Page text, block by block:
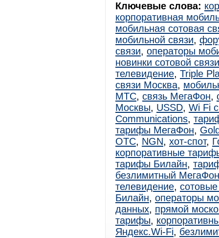
Ключевые слова:
корпоративная
мобильная сотовая
мобильной связи,
связи, операторы
новинки сотовой связи
телевидение, Triple
связи Москва,
МТС, связь МегаФон,
Москвы, USSD, Wi Fi
Communications,
тарифы МегаФон,
ОТС, NGN, хот-спот,
корпоративные
тарифы Билайн,
безлимитный МегаФон
телевидение,
Билайн, операторы
данных, прямой
тарифы,
Яндекс.Wi-Fi,